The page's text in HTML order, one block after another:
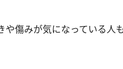
傷みが気になっている人